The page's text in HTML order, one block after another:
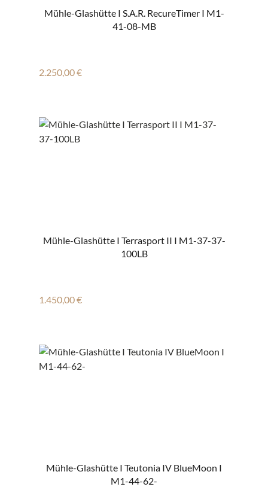
Mühle-Glashütte I S.A.R. RecureTimer I M1-
41-08-MB
Regulärer Preis:
2.250,00 €
Mühle-Glashütte I Terrasport II I M1-37-37-
100LB
Regulärer Preis:
1.450,00 €
Mühle-Glashütte I Teutonia IV BlueMoon I
M1-44-62-